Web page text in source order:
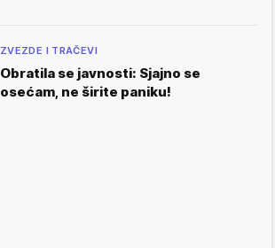
ZVEZDE I TRAČEVI
Obratila se javnosti: Sjajno se
osećam, ne širite paniku!